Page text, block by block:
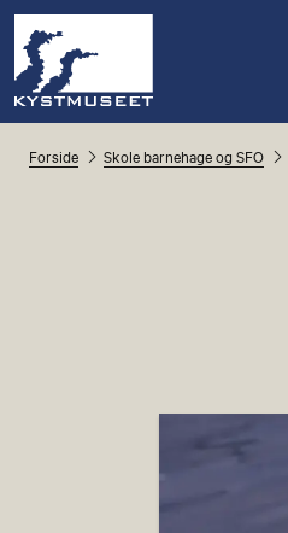
Forside Skole barnehage og SFO